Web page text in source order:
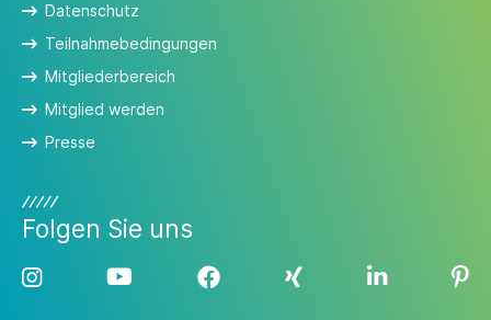
Datenschutz
Teilnahmebedingungen
Mitgliederbereich
Mitglied werden
Presse
Folgen Sie uns